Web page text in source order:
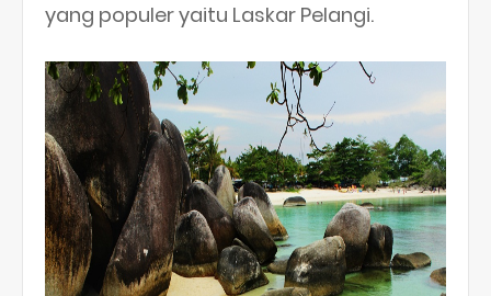
yang populer yaitu Laskar Pelangi.